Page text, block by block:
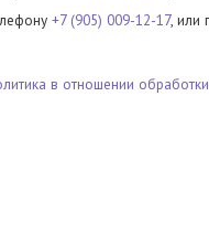
+7 (905) 009-12-17, или
в отношении